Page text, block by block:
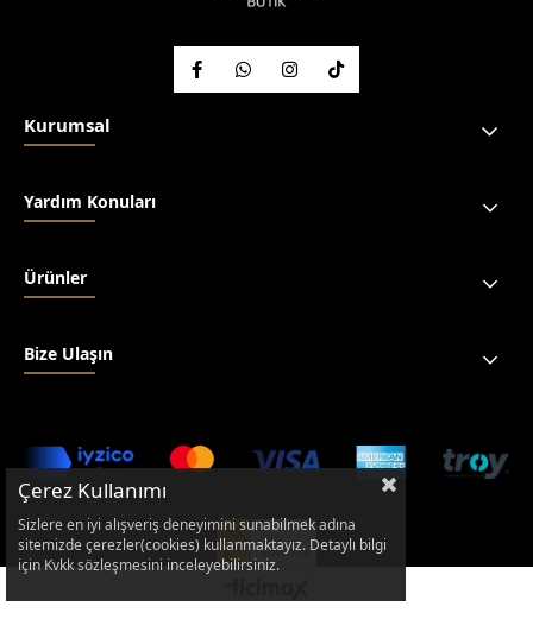
Kurumsal
Yardım Konuları
Ürünler
Bize Ulaşın
Çerez Kullanımı
Sizlere en iyi alışveriş deneyimini sunabilmek adına
sitemizde çerezler(cookies) kullanmaktayız. Detaylı bilgi
için Kvkk sözleşmesini inceleyebilirsiniz.